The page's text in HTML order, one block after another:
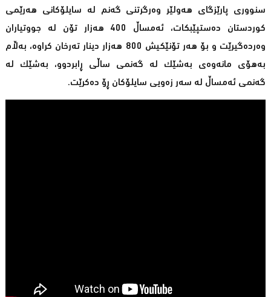
سنووری پارێزگای هەولێر وەرگرتنی گەنم لە سایلۆكانی هەرێمی
كوردستان دەستپێبكات، ئەمساڵ 400 هەزار تۆن لە جووتیاران
وەردەگیرێت و بۆ هەر تۆنێكیش 800 هەزار دینار تەرخان كراوە، بەڵام
بەهۆی مانەوەی بەشێك لە گەنمی ساڵی ڕابردوو، بەشێك لە
گەنمی ئەمساڵ لە سەر زەویی سایلۆكان ڕۆ دەكرێت.